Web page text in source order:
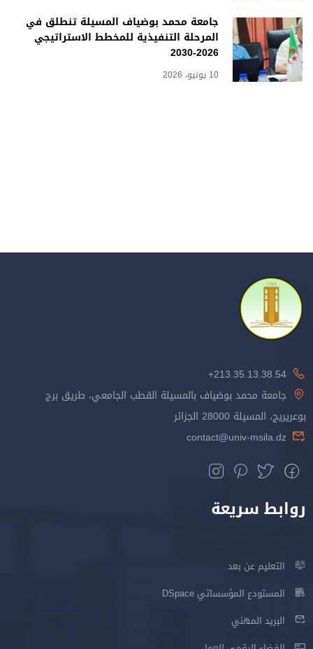
جامعة محمد بوضياف المسيلة تنطلق في
المرحلة التنفيذية للمخطط الاستراتيجي
2026-2030
10 يونيو، 2026
213.35.13.38.54+
جامعة محمد بوضياف بالمسيلة القطب الجامعي، طريق برج
بوعريريج، المسيلة 28000 الجزائر
contact@univ-msila.dz
روابط سريعة
التعليم عن بعد
المستودع المؤسساتي DSpace
البريد المهني